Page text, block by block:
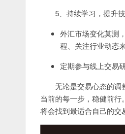
5、持续学习，提升
外汇市场变化莫测
程、关注行业动态
定期参与线上交易
无论是交易心态的调
当前的每一步，稳健前
将会找到最适合自己的交